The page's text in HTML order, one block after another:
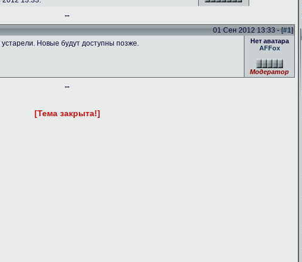
--
01 Сен 2012 13:33 - [#1]
Новые будут доступны позже.
Нет аватара
AFFox
Модератор
--
[Тема закрыта!]